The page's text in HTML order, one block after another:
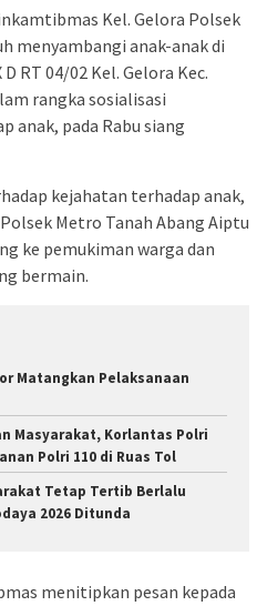
Kel. Gelora Polsek
menyambangi anak-anak di
RT 04/02 Kel. Gelora Kec.
rangka sosialisasi
anak, pada Rabu siang
kejahatan terhadap anak,
Metro Tanah Abang Aiptu
ke pemukiman warga dan
bermain.
Matangkan Pelaksanaan
Masyarakat, Korlantas Polri
Polri 110 di Ruas Tol
Tetap Tertib Berlalu
2026 Ditunda
menitipkan pesan kepada